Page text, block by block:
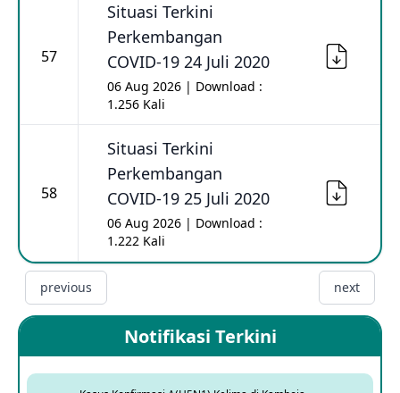
57
Situasi Terkini
Perkembangan
COVID-19 24 Juli 2020
06 Aug 2026 | Download :
1.256 Kali
58
Situasi Terkini
Perkembangan
COVID-19 25 Juli 2020
06 Aug 2026 | Download :
1.222 Kali
previous next
Notifikasi Terkini